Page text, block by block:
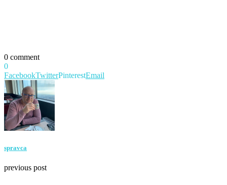
0 comment
0
FacebookTwitterPinterestEmail
spravca
previous post